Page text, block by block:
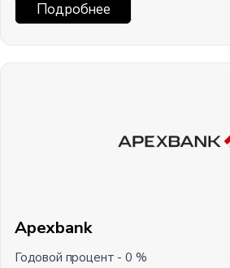
Подробнее
Apexbank
Годовой процент - 0 %